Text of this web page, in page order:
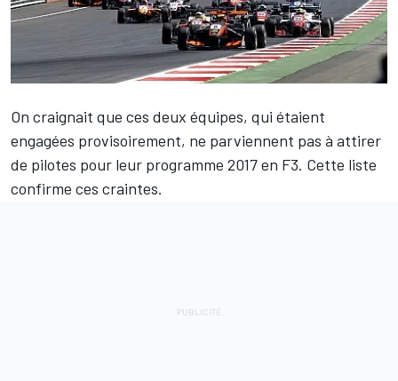
On craignait que ces deux équipes, qui étaient
engagées provisoirement, ne parviennent pas à attirer
de pilotes pour leur programme 2017 en F3. Cette liste
confirme ces craintes.